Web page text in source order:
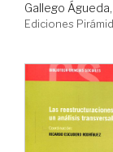
Gallego
Ediciones